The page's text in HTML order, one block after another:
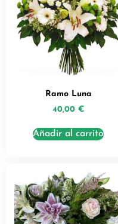
Ramo Luna
40,00 €
Añadir al carrito